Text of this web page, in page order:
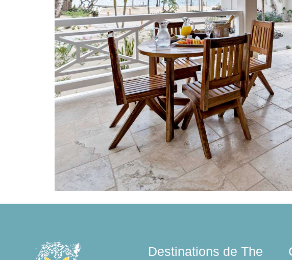
Destinations de The